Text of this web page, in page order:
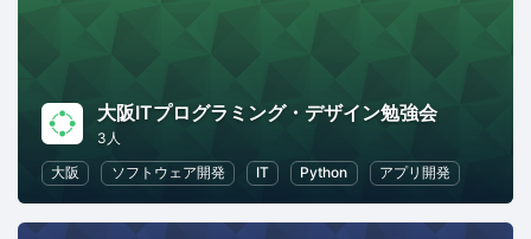
大阪ITプログラミング・デザイン勉強会
3人
大阪
ソフトウェア開発 IT Python アプリ開発